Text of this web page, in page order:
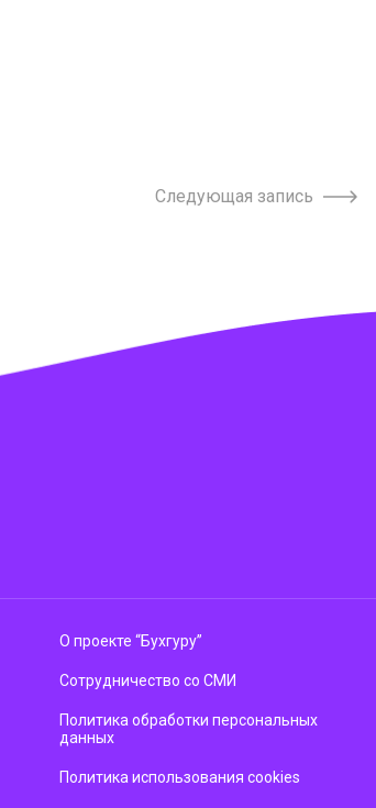
Следующая запись
О проекте “Бухгуру”
Сотрудничество со СМИ
Политика обработки персональных
данных
Политика использования cookies